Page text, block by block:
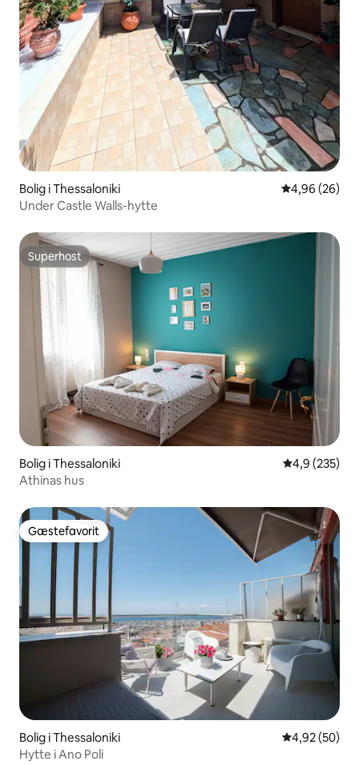
Bolig i Thessaloniki 4,96 ud af 5 i
4,96 (26)
Under Castle Walls-hytte
Superhost
Superhost
Bolig i Thessaloniki 4,9 ud af 5 i
4,9 (235)
Athinas hus
Gæstefavorit
Gæstefavorit
Bolig i Thessaloniki 4,92 ud af 5 i
4,92 (50)
Hytte i Ano Poli